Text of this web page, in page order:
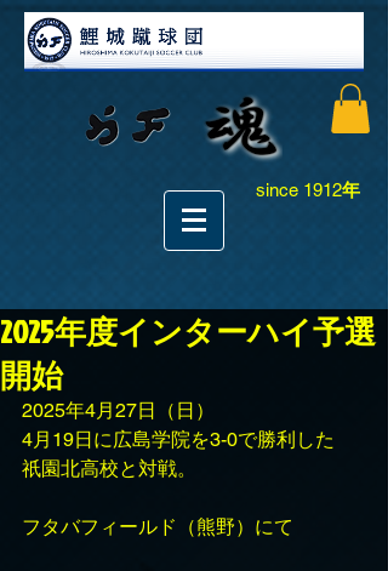
since 1912年
2025年度インターハイ予選
開始
2025年4月27日（日）
4月19日に広島学院を3-0で勝利した
祇園北高校と対戦。
フタバフィールド（熊野）にて